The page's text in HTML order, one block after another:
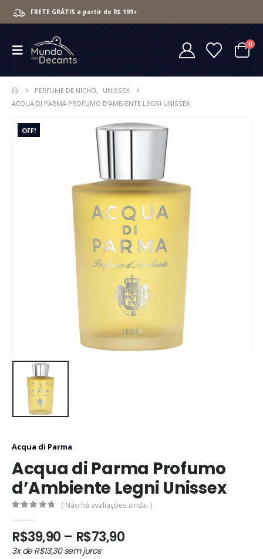
FRETE GRÁTIS a partir de R$ 199+
0
PERFUME DE NICHO,
UNISSEX
ACQUA DI PARMA PROFUMO D’AMBIENTE LEGNI UNISSEX
OFF!
Acqua di Parma
Acqua di Parma Profumo
d’Ambiente Legni Unissex
( Não há avaliações ainda. )
R$39,90 – R$73,90Faixa
3x deR$13,30sem juros